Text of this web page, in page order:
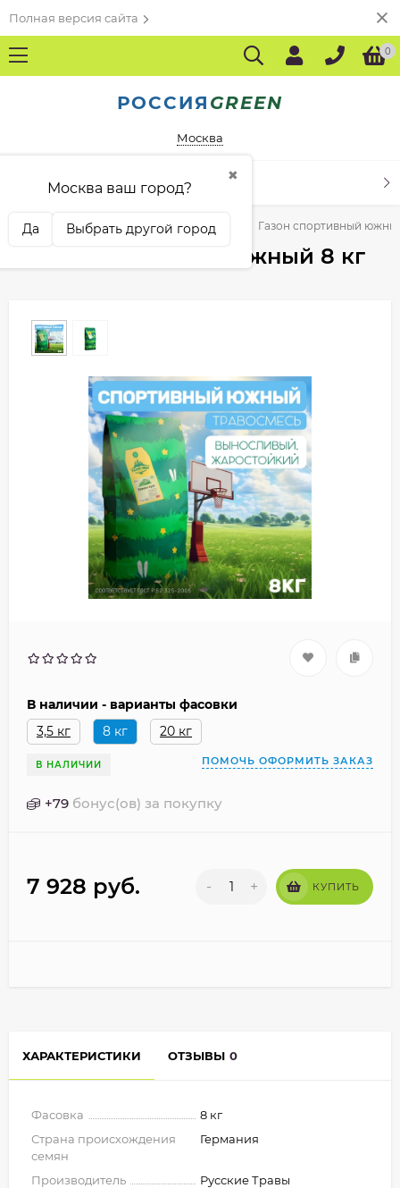
Полная версия сайта
0
РОССИЯ GREEN
Москва
✖
Москва ваш город?
Да Выбрать другой город
КАТАЛОГ ТОВАРОВ
Газонные травы по производителям Газон спортивный
Газон спортивный южный 8 кг
В наличии - варианты фасовки
3,5 кг
8 кг 20 кг
В НАЛИЧИИ ПОМОЧЬ ОФОРМИТЬ ЗАКАЗ
+79 бонус(ов) за покупку
7 928 руб. - + КУПИТЬ
ХАРАКТЕРИСТИКИ ОТЗЫВЫ 0
Фасовка
8 кг
Страна происхождения
семян
Германия
Производитель
Русские Травы